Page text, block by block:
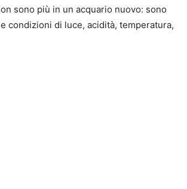
sono più in un acquario nuovo: sono
condizioni di luce, acidità, temperatura,